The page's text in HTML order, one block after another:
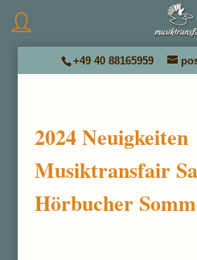
+49 40 88165959
2024 Neuigkeiten
Musiktransfair
Hörbucher